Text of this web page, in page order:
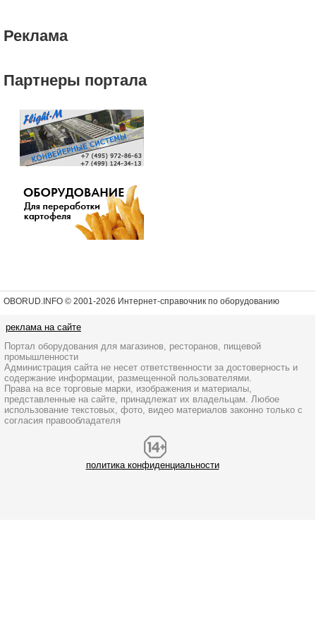
Реклама
Партнеры портала
OBORUD.INFO © 2001-2026 Интернет-справочник по оборудованию
реклама на сайте
Портал оборудования для магазинов, ресторанов, пищевой
промышленности
Администрация сайта не несет ответственности за достоверность и
содержание информации, размещенной пользователями.
Права на все торговые марки, изображения и материалы,
представленные на сайте, принадлежат их владельцам. Любое
использование текстовых, фото, видео материалов законно только с
согласия правообладателя
политика конфиденциальности